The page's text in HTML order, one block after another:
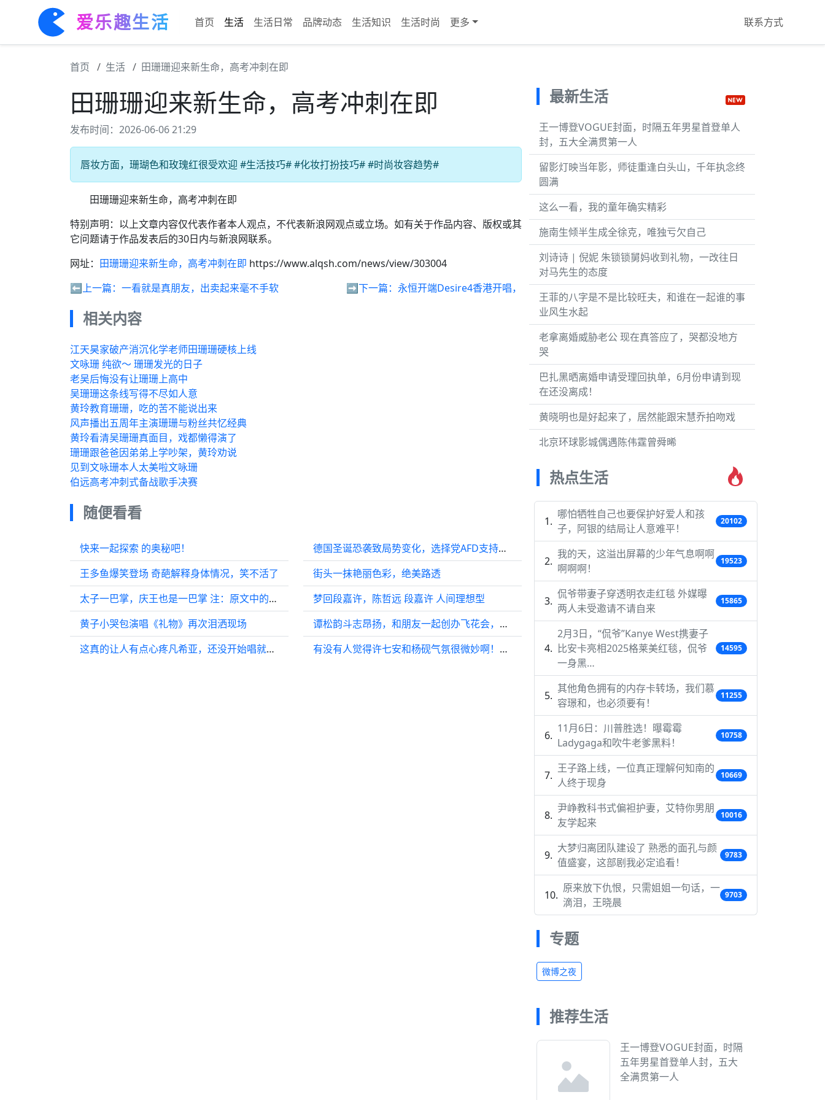
爱乐趣生活 首页 生活 生活日常 品牌动态 生活知识 生活时尚 更多 联系方式
首页 生活 田珊珊迎来新生命，高考冲刺在即
田珊珊迎来新生命，高考冲刺在即
发布时间：2026-06-06 21:29
唇妆方面，珊瑚色和玫瑰红很受欢迎 #生活技巧# #化妆打扮技巧# #时尚妆容趋势#
田珊珊迎来新生命，高考冲刺在即
特别声明：以上文章内容仅代表作者本人观点，不代表新浪网观点或立场。如有关于作品内容、版权或其
它问题请于作品发表后的30日内与新浪网联系。
网址： 田珊珊迎来新生命，高考冲刺在即 https://www.alqsh.com/news/view/303004
⬅️上一篇： 一看就是真朋友，出卖起来毫不手软 ➡️下一篇： 永恒开端Desire4香港开唱，
相关内容
江天昊家破产消沉化学老师田珊珊硬核上线
文咏珊 纯欲～ 珊珊发光的日子
老吴后悔没有让珊珊上高中
吴珊珊这条线写得不尽如人意
黄玲教育珊珊，吃的苦不能说出来
风声播出五周年主演珊珊与粉丝共忆经典
黄玲看清吴珊珊真面目，戏都懒得演了
珊珊跟爸爸因弟弟上学吵架，黄玲劝说
见到文咏珊本人太美啦文咏珊
伯远高考冲刺式备战歌手决赛
随便看看
快来一起探索 的奥秘吧！
王多鱼爆笑登场 奇葩解释身体情况，笑不活了
太子一巴掌，庆王也是一巴掌 注：原文中的“更”字被去掉以简化句子结构…
黄子小哭包演唱《礼物》再次泪洒现场
这真的让人有点心疼凡希亚，还没开始唱就已经知道了结果？不知道是不是真的.
德国圣诞恐袭致局势变化，选择党AFD支持者大增…
街头一抹艳丽色彩，绝美路透
梦回段嘉许，陈哲远 段嘉许 人间理想型
谭松韵斗志昂扬，和朋友一起创办飞花会，太励志了
有没有人觉得许七安和杨砚气氛很微妙啊！杨砚欣赏的目光根本就遮不住
最新生活
王一博登VOGUE封面，时隔五年男星首登单人
封，五大全满贯第一人
留影灯映当年影，师徒重逢白头山，千年执念终
圆满
这么一看，我的童年确实精彩
施南生倾半生成全徐克，唯独亏欠自己
刘诗诗 | 倪妮 朱锁锁舅妈收到礼物，一改往日
对马先生的态度
王菲的八字是不是比较旺夫，和谁在一起谁的事
业风生水起
老拿离婚威胁老公 现在真答应了，哭都没地方
哭
巴扎黑晒离婚申请受理回执单，6月份申请到现
在还没离成！
黄晓明也是好起来了，居然能跟宋慧乔拍吻戏
北京环球影城偶遇陈伟霆曾舜晞
热点生活
哪怕牺牲自己也要保护好爱人和孩
子，阿银的结局让人意难平！
20102
我的天，这溢出屏幕的少年气息啊啊
啊啊啊！
19523
侃爷带妻子穿透明衣走红毯 外媒曝
两人未受邀请不请自来
15865
2月3日，“侃爷”Kanye West携妻子
比安卡亮相2025格莱美红毯，侃爷
一身黑…
14595
其他角色拥有的内存卡转场，我们慕
容璟和，也必须要有！
11255
11月6日：川普胜选！曝霉霉
Ladygaga和吹牛老爹黑料！
10758
王子路上线，一位真正理解何知南的
人终于现身
10669
尹峥教科书式偏袒护妻，艾特你男朋
友学起来
10016
大梦归离团队建设了 熟悉的面孔与颜
值盛宴，这部剧我必定追看！
9783
原来放下仇恨，只需姐姐一句话，一
滴泪，王晓晨
9703
专题
微博之夜
推荐生活
王一博登VOGUE封面，时隔
五年男星首登单人封，五大
全满贯第一人